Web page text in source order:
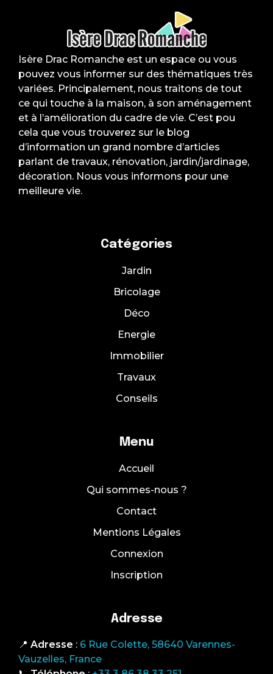
Isère Drac Romanche
Isère Drac Romanche est un espace ou vous
pouvez vous informer sur des thématiques très
variées. Principalement, nous traitons de tout
ce qui touche à la maison, à son aménagement
et à l’amélioration du cadre de vie. C’est pou
cela que vous trouverez sur le blog
d’information un grand nombre d’articles
parlant de travaux, rénovation, jardin/jardinage,
décoration. Nous vous informons pour une
meilleure vie.
Catégories
Jardin
Bricolage
Déco
Energie
Immobilier
Travaux
Conseils
Menu
Accueil
Qui sommes-nous ?
Contact
Mentions Légales
Connexion
Inscription
Adresse
📍 Adresse : 6 Rue Colette, 58640 Varennes-
Vauzelles, France